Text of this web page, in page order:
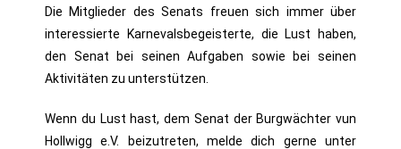
Die Mitglieder des Senats freuen sich immer über
interessierte Karnevalsbegeisterte, die Lust haben,
den Senat bei seinen Aufgaben sowie bei seinen
Aktivitäten zu unterstützen.
Wenn du Lust hast, dem Senat der Burgwächter vun
Hollwigg e.V. beizutreten, melde dich gerne unter